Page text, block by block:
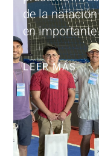
de la
en
LEER MÁS